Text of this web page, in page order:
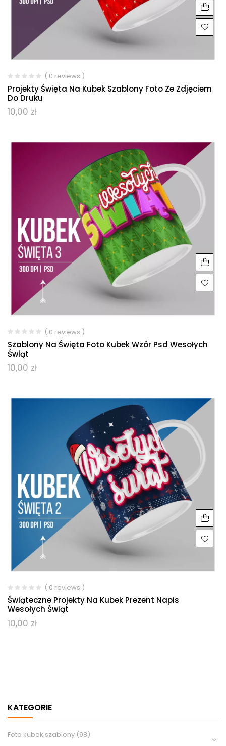
KATEGORIE
Foto kubek szablony (98)
( 0 reviews )
Projekty Święta Na Kubek Szablony Foto Ze Zdjęciem
Do Druku
10,00 zł
( 0 reviews )
Szablony Na Święta Foto Kubek Wzór Psd Wesołych
Świąt
10,00 zł
( 0 reviews )
Świąteczne Projekty Na Kubek Prezent Napis
Wesołych Świąt
10,00 zł